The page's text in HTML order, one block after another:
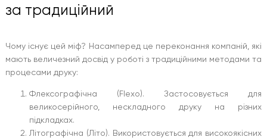
за традиційний
Чому існує цей міф? Насамперед це переконання компаній, які
мають величезний досвід у роботі з традиційними методами та
процесами друку:
Флексографічна (Flexo). Застосовується для
великосерійного, нескладного друку на різних
підкладках.
Літографічна (Літо). Використовується для високоякісних